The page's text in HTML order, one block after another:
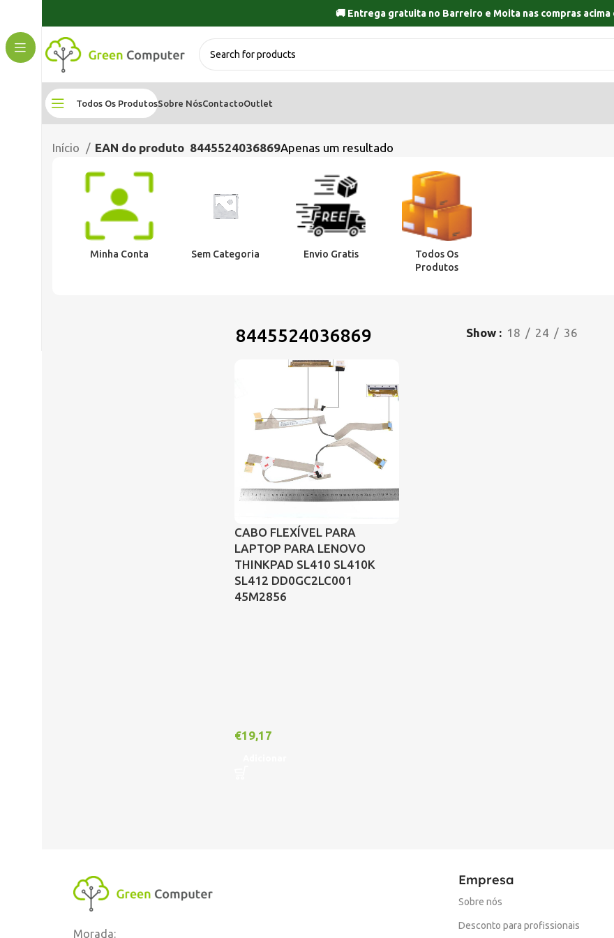
🚚 Entrega gratuita no Barreiro e Moita nas compras acima
Todos Os ProdutosSobre NósContactoOutlet
Início EAN do produto 8445524036869Apenas um resultado
Minha Conta Sem Categoria Envio Gratis
Todos Os
Produtos
8445524036869 Show 18 24 36
CABO FLEXÍVEL PARA
LAPTOP PARA LENOVO
THINKPAD SL410 SL410K
SL412 DD0GC2LC001
45M2856
€19,17
Morada:
Empresa
Sobre nós
Desconto para profissionais